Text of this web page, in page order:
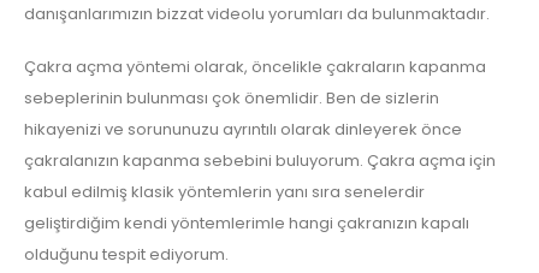
danışanlarımızın bizzat videolu yorumları da bulunmaktadır.
Çakra açma yöntemi olarak, öncelikle çakraların kapanma
sebeplerinin bulunması çok önemlidir. Ben de sizlerin
hikayenizi ve sorununuzu ayrıntılı olarak dinleyerek önce
çakralanızın kapanma sebebini buluyorum. Çakra açma için
kabul edilmiş klasik yöntemlerin yanı sıra senelerdir
geliştirdiğim kendi yöntemlerimle hangi çakranızın kapalı
olduğunu tespit ediyorum.